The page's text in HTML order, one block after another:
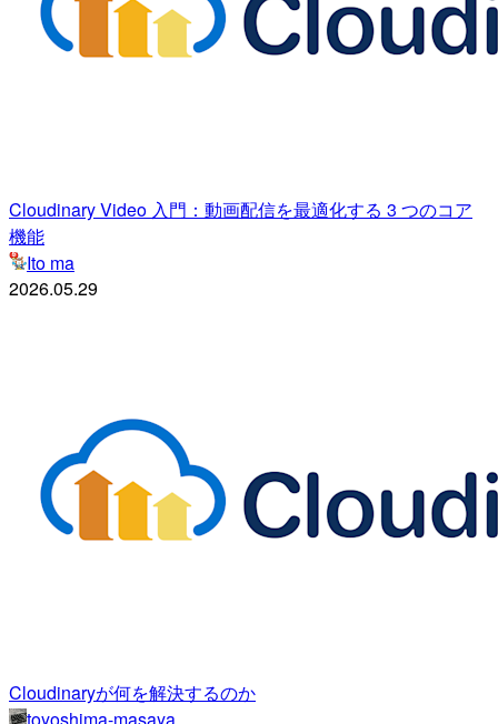
Cloudinary Video 入門：動画配信を最適化する 3 つのコア
機能
Ito ma
2026.05.29
Cloudinaryが何を解決するのか